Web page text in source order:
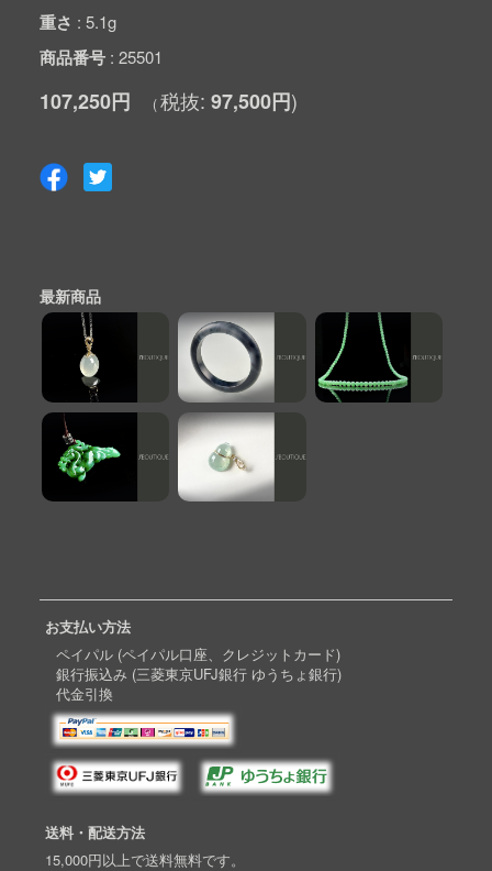
重さ 5.1g
商品番号 25501
107,250円 97,500円
最新商品
お支払い方法
ペイパル (ペイパル口座、クレジットカード)
銀行振込み (三菱東京UFJ銀行 ゆうちょ銀行)
代金引換
送料・配送方法
15,000円以上で送料無料です。